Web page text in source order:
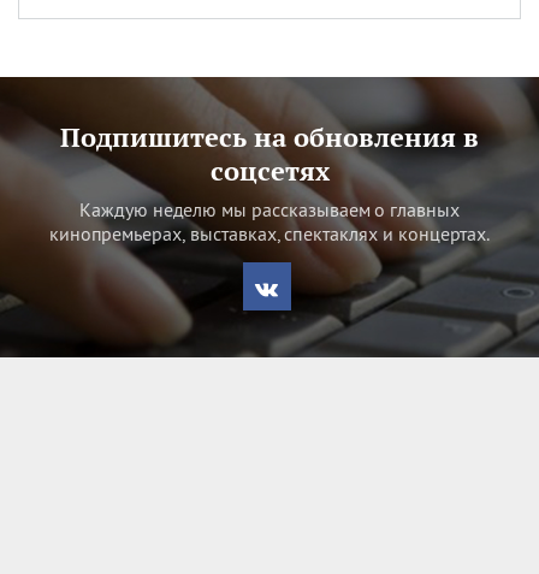
Подпишитесь на обновления в
соцсетях
Каждую неделю мы рассказываем о главных
кинопремьерах, выставках, спектаклях и концертах.